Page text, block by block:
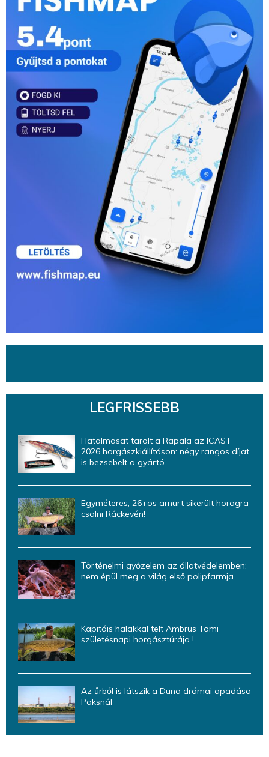
LEGFRISSEBB
Hatalmasat tarolt a Rapala az ICAST
2026 horgászkiállításon: négy rangos díjat
is bezsebelt a gyártó
Egyméteres, 26+os amurt sikerült horogra
csalni Ráckevén!
Történelmi győzelem az állatvédelemben:
nem épül meg a világ első polipfarmja
Kapitáis halakkal telt Ambrus Tomi
születésnapi horgásztúrája !
Az űrből is látszik a Duna drámai apadása
Paksnál